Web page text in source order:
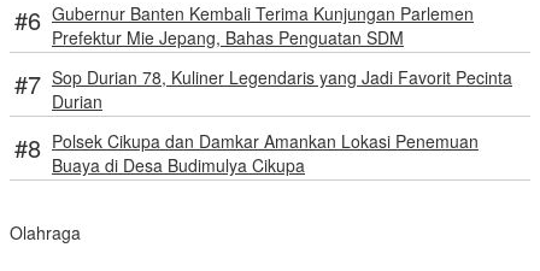
Gubernur Banten Kembali Terima Kunjungan Parlemen
Prefektur Mie Jepang, Bahas Penguatan SDM
Sop Durian 78, Kuliner Legendaris yang Jadi Favorit Pecinta
Durian
Polsek Cikupa dan Damkar Amankan Lokasi Penemuan
Buaya di Desa Budimulya Cikupa
Olahraga